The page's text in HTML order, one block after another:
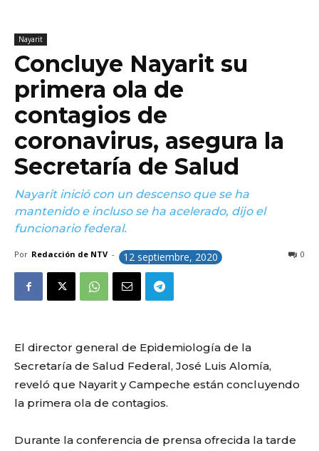
Nayarit
Concluye Nayarit su
primera ola de
contagios de
coronavirus, asegura la
Secretaría de Salud
Nayarit inició con un descenso que se ha
mantenido e incluso se ha acelerado, dijo el
funcionario federal.
Por Redacción de NTV - 12 septiembre, 2020 0
El director general de Epidemiología de la
Secretaría de Salud Federal, José Luis Alomía,
reveló que Nayarit y Campeche están concluyendo
la primera ola de contagios.
Durante la conferencia de prensa ofrecida la tarde